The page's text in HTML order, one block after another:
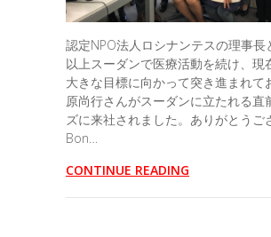
認定NPO法人ロシナンテスの理事長
以上スーダンで医療活動を続け、現
大きな目標に向かって突き進まれて
原尚行さんがスーダンに立たれる直
ズに来社されました。ありがとうご
Bon…
CONTINUE READING